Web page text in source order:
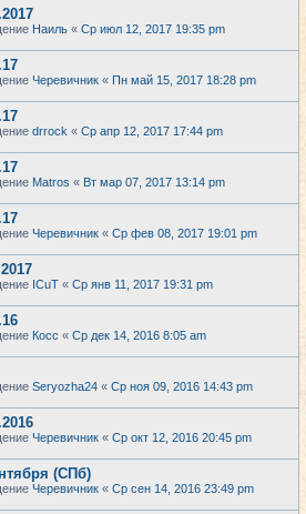
Наиль « Ср июл 12, 2017 19:35 pm
Черевичник « Пн май 15, 2017 18:28 pm
drrock « Ср апр 12, 2017 17:44 pm
Matros « Вт мар 07, 2017 13:14 pm
Черевичник « Ср фев 08, 2017 19:01 pm
ICuT « Ср янв 11, 2017 19:31 pm
Косс « Ср дек 14, 2016 8:05 am
Seryozha24 « Ср ноя 09, 2016 14:43 pm
Черевичник « Ср окт 12, 2016 20:45 pm
(СПб)
Черевичник « Ср сен 14, 2016 23:49 pm